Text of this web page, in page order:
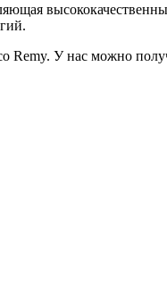
Remy. У нас можно